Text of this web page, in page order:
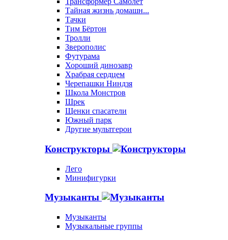
Тайная жизнь домашн...
Тачки
Тим Бёртон
Тролли
Зверополис
Футурама
Хороший динозавр
Храбрая сердцем
Черепашки Ниндзя
Школа Монстров
Шрек
Щенки спасатели
Южный парк
Другие мультгерои
Конструкторы
Лего
Минифигурки
Музыканты
Музыканты
Музыкальные группы